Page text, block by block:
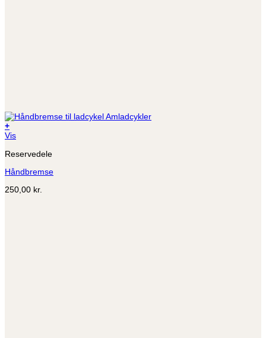
+
Dette
har
varianter.
kan
Vis
Reservedele
Håndbremse
250,00 kr.